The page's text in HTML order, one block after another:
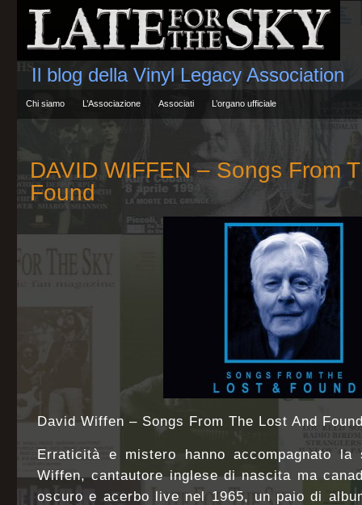
Il blog della Vinyl Legacy Association
Chi siamo L’Associazione Associati L’organo ufficiale
DAVID WIFFEN – Songs From
Found
David Wiffen – Songs From The Lost And
Erraticità e mistero hanno accompagnato
Wiffen, cantautore inglese di nascita ma
oscuro e acerbo live nel 1965, un paio di